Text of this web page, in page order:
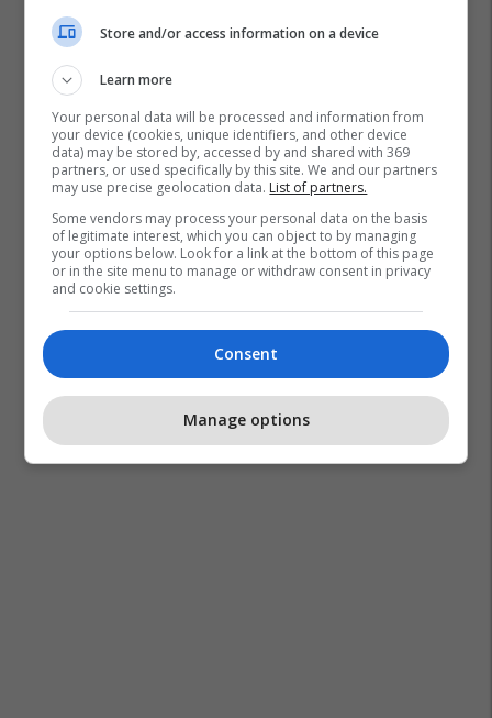
Premier League
Duncan Edwards
Store and/or access information on a device
Learn more
Your personal data will be processed and information from
your device (cookies, unique identifiers, and other device
data) may be stored by, accessed by and shared with 369
partners, or used specifically by this site. We and our partners
may use precise geolocation data. List of partners.
Some vendors may process your personal data on the basis
of legitimate interest, which you can object to by managing
your options below. Look for a link at the bottom of this page
or in the site menu to manage or withdraw consent in privacy
and cookie settings.
Consent
Manage options